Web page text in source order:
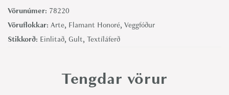
o
r
m
Vörunúmer: 78220
Vöruflokkar: Arte, Flamant Honoré, Veggfóður
Stikkorð: Einlitað, Gult, Textíláferð
Tengdar vörur